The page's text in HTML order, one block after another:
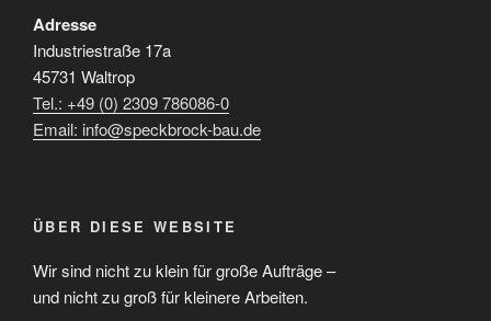
Adresse
Industriestraße 17a
45731 Waltrop
Tel.: +49 (0) 2309 786086-0
Email: info@speckbrock-bau.de
ÜBER DIESE WEBSITE
Wir sind nicht zu klein für große Aufträge –
und nicht zu groß für kleinere Arbeiten.